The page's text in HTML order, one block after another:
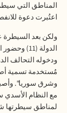
المناطق التي
اعتُبرت دعوة
ولكن بعد السيطرة
الدولة
ودخوله التحالف
مُستخدمة تسمية
وشرق سوريا".
مع النظام الأسدي
لمناطق سيطرتها